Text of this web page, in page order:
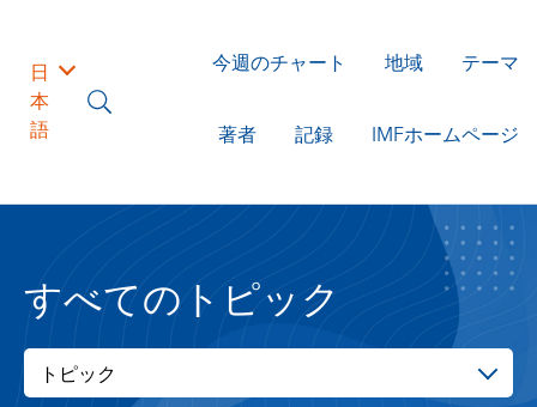
日
本
語
今週のチャート 地域 テーマ
著者 記録 IMFホームページ
すべてのトピック
トピック